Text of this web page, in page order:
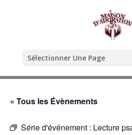
Sélectionner Une Page
« Tous les Évènements
Série d'événement : Lecture